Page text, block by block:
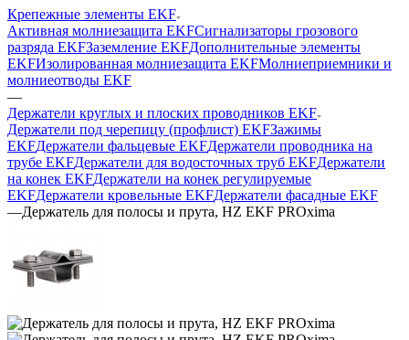
Крепежные элементы EKF
Активная молниезащита EKFСигнализаторы грозового
разряда EKFЗаземление EKFДополнительные элементы
EKFИзолированная молниезащита EKFМолниеприемники и
молниеотводы EKF
—
Держатели круглых и плоских проводников EKF
Держатели под черепицу (профлист) EKFЗажимы
EKFДержатели фальцевые EKFДержатели проводника на
трубе EKFДержатели для водосточных труб EKFДержатели
на конек EKFДержатели на конек регулируемые
EKFДержатели кровельные EKFДержатели фасадные EKF
—Держатель для полосы и прута, HZ EKF PROxima